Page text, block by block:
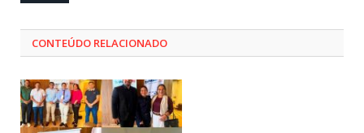
CONTEÚDO RELACIONADO